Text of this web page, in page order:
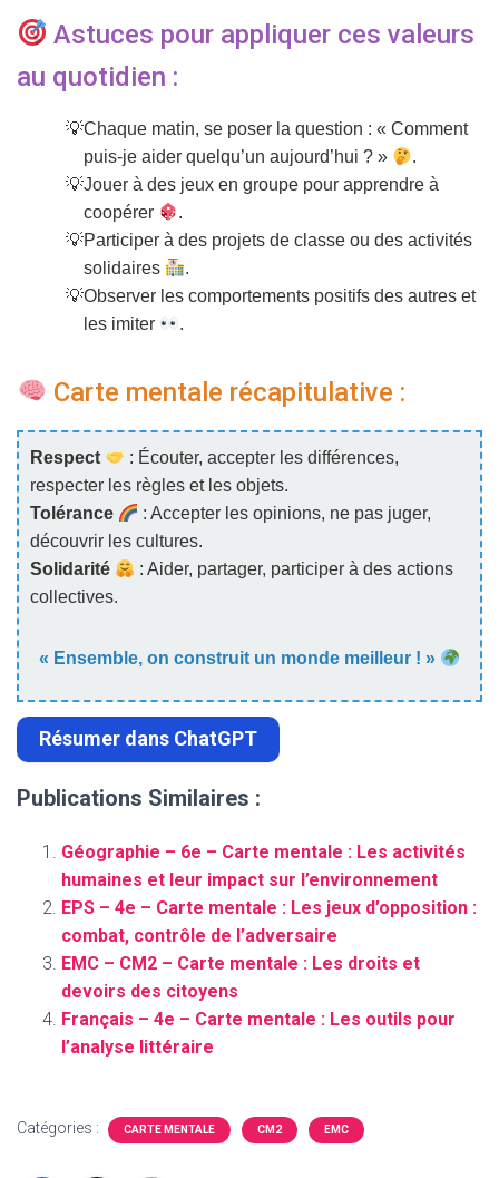
Astuces pour appliquer ces valeurs
au quotidien :
Chaque matin, se poser la question : « Comment
puis-je aider quelqu’un aujourd’hui ? »
.
Jouer à des jeux en groupe pour apprendre à
coopérer
.
Participer à des projets de classe ou des activités
solidaires
.
Observer les comportements positifs des autres et
les imiter
.
Carte mentale récapitulative :
Respect
: Écouter, accepter les différences,
respecter les règles et les objets.
Tolérance
: Accepter les opinions, ne pas juger,
découvrir les cultures.
Solidarité
: Aider, partager, participer à des actions
collectives.
« Ensemble, on construit un monde meilleur ! »
Résumer dans ChatGPT
Publications Similaires :
Géographie – 6e – Carte mentale : Les activités
humaines et leur impact sur l’environnement
EPS – 4e – Carte mentale : Les jeux d’opposition :
combat, contrôle de l’adversaire
EMC – CM2 – Carte mentale : Les droits et
devoirs des citoyens
Français – 4e – Carte mentale : Les outils pour
l’analyse littéraire
Catégories : CARTE MENTALE CM2 EMC